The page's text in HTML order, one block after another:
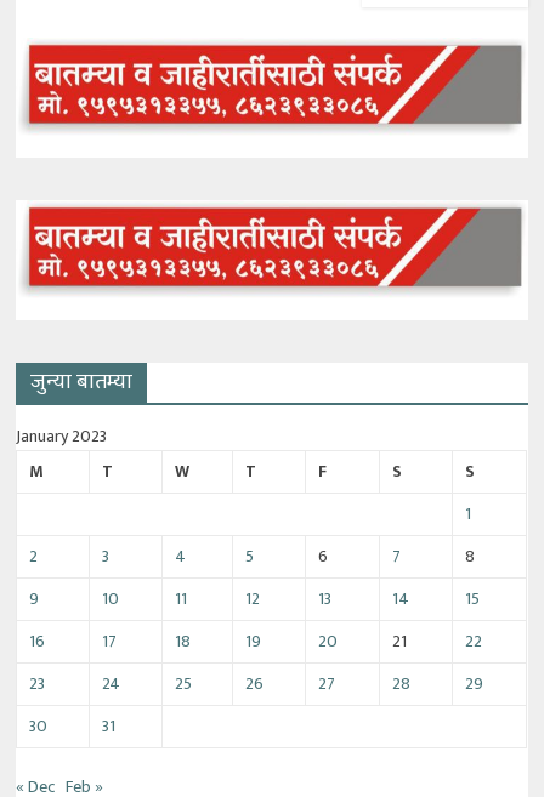
जुन्या बातम्या
January 2023
M
T W T F S
S
1
2
3 4 5 6 7
8
9
10 11 12 13 14
15
16
17 18 19 20 21
22
23
24 25 26 27 28
29
30
31
« Dec Feb »